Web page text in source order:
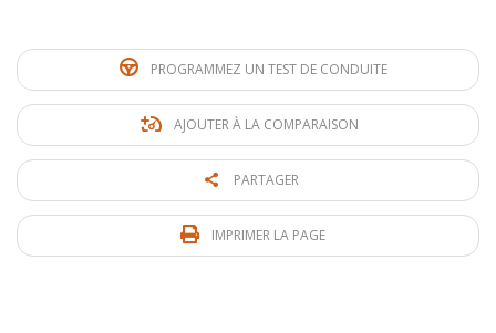
PROGRAMMEZ UN TEST DE CONDUITE
AJOUTER À LA COMPARAISON
PARTAGER
IMPRIMER LA PAGE